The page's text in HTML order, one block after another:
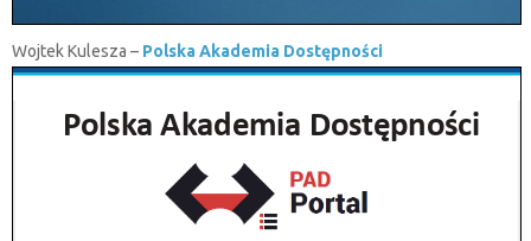
Wojtek Kulesza – Polska Akademia Dostępności